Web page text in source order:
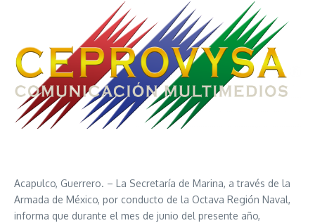
Acapulco, Guerrero. – La Secretaría de Marina, a través de la
Armada de México, por conducto de la Octava Región Naval,
informa que durante el mes de junio del presente año,